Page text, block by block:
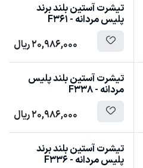
تیشرت آستین بلند برند
پلیس مردانه - F361
20,986,000ریال
تیشرت آستین بلند پلیس
مردانه - F338
20,986,000ریال
تیشرت آستین بلند برند
پلیس مردانه - F336